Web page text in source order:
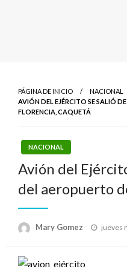
PÁGINA DE INICIO
NACIONAL
AVIÓN DEL EJÉRCITO SE SALIÓ
FLORENCIA, CAQUETÁ
NACIONAL
Avión del
del aeropuerto
Mary Gomez jueves